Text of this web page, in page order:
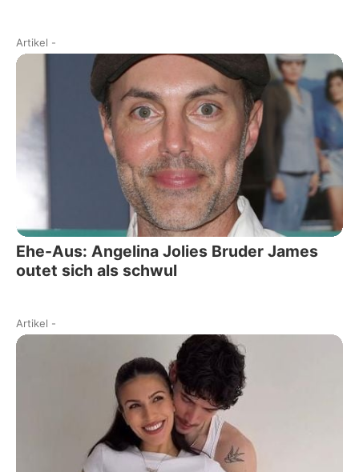
Artikel -
Ehe-Aus: Angelina Jolies Bruder James
outet sich als schwul
Artikel -